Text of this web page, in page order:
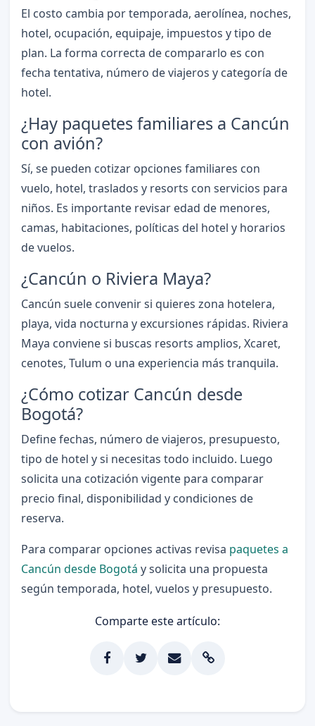
El costo cambia por temporada, aerolínea, noches,
hotel, ocupación, equipaje, impuestos y tipo de
plan. La forma correcta de compararlo es con
fecha tentativa, número de viajeros y categoría de
hotel.
¿Hay paquetes familiares a Cancún
con avión?
Sí, se pueden cotizar opciones familiares con
vuelo, hotel, traslados y resorts con servicios para
niños. Es importante revisar edad de menores,
camas, habitaciones, políticas del hotel y horarios
de vuelos.
¿Cancún o Riviera Maya?
Cancún suele convenir si quieres zona hotelera,
playa, vida nocturna y excursiones rápidas. Riviera
Maya conviene si buscas resorts amplios, Xcaret,
cenotes, Tulum o una experiencia más tranquila.
¿Cómo cotizar Cancún desde
Bogotá?
Define fechas, número de viajeros, presupuesto,
tipo de hotel y si necesitas todo incluido. Luego
solicita una cotización vigente para comparar
precio final, disponibilidad y condiciones de
reserva.
Para comparar opciones activas revisa paquetes a
Cancún desde Bogotá y solicita una propuesta
según temporada, hotel, vuelos y presupuesto.
Comparte este artículo: